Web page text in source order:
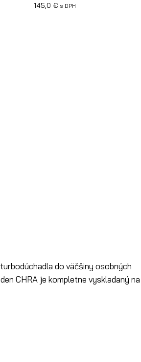
145,0 € s DPH
do väčšiny osobných
CHRA je kompletne vyskladaný na